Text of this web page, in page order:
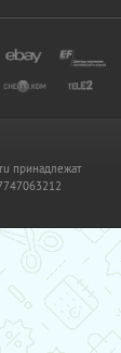
принадлежат